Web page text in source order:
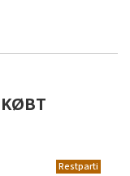
Restparti